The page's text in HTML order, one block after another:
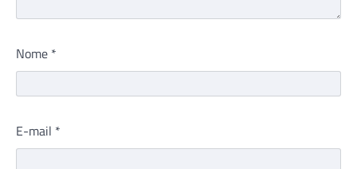
Nome *
E-mail *